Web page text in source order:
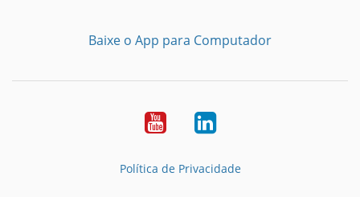
Baixe o App para Computador
YoutubeLinkedIn
Política de Privacidade